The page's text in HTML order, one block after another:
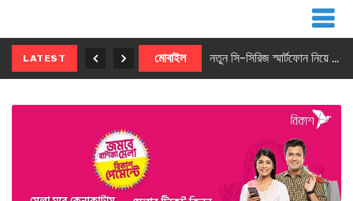
LATEST মোবাইল নতুন সি-সিরিজ স্মার্টফোন নিয়ে আসছে রিয়েলমি